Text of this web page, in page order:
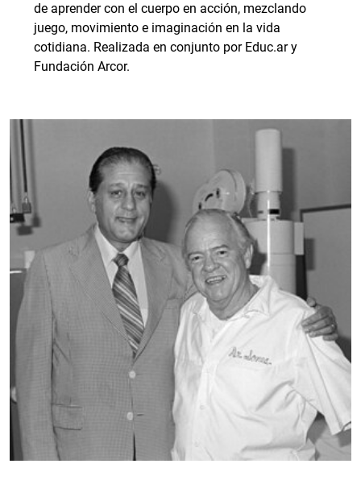
de aprender con el cuerpo en acción, mezclando
juego, movimiento e imaginación en la vida
cotidiana. Realizada en conjunto por Educ.ar y
Fundación Arcor.